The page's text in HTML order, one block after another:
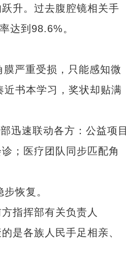
升。过去腹腔镜相关手
达到98.6%。
严重受损，只能感知微
书本学习，奖状却贴满
迅速联动各方：公益项目
；医疗团队同步匹配角
恢复。
指挥部有关负责人
是各族人民手足相亲、